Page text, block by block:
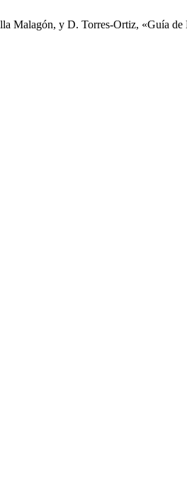
Malagón, y D. Torres-Ortiz, «Guía